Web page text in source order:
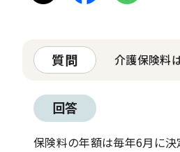
質問 介護保険料
回答
保険料の年額は毎年6月に